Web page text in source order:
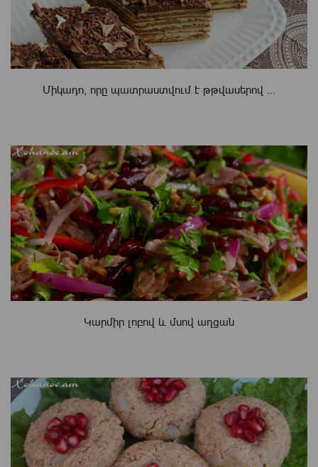
Միկադո, որը պատրաստվում է թթվասերով ...
Կարմիր լոբով և մսով աղցան